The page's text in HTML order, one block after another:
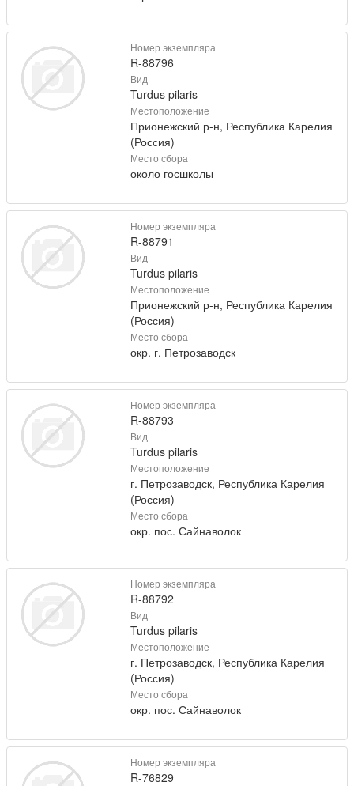
Номер экземпляра
R-88796
Вид
Turdus pilaris
Местоположение
Прионежский р-н, Республика Карелия
(Россия)
Место сбора
около госшколы
Номер экземпляра
R-88791
Вид
Turdus pilaris
Местоположение
Прионежский р-н, Республика Карелия
(Россия)
Место сбора
окр. г. Петрозаводск
Номер экземпляра
R-88793
Вид
Turdus pilaris
Местоположение
г. Петрозаводск, Республика Карелия
(Россия)
Место сбора
окр. пос. Сайнаволок
Номер экземпляра
R-88792
Вид
Turdus pilaris
Местоположение
г. Петрозаводск, Республика Карелия
(Россия)
Место сбора
окр. пос. Сайнаволок
Номер экземпляра
R-76829